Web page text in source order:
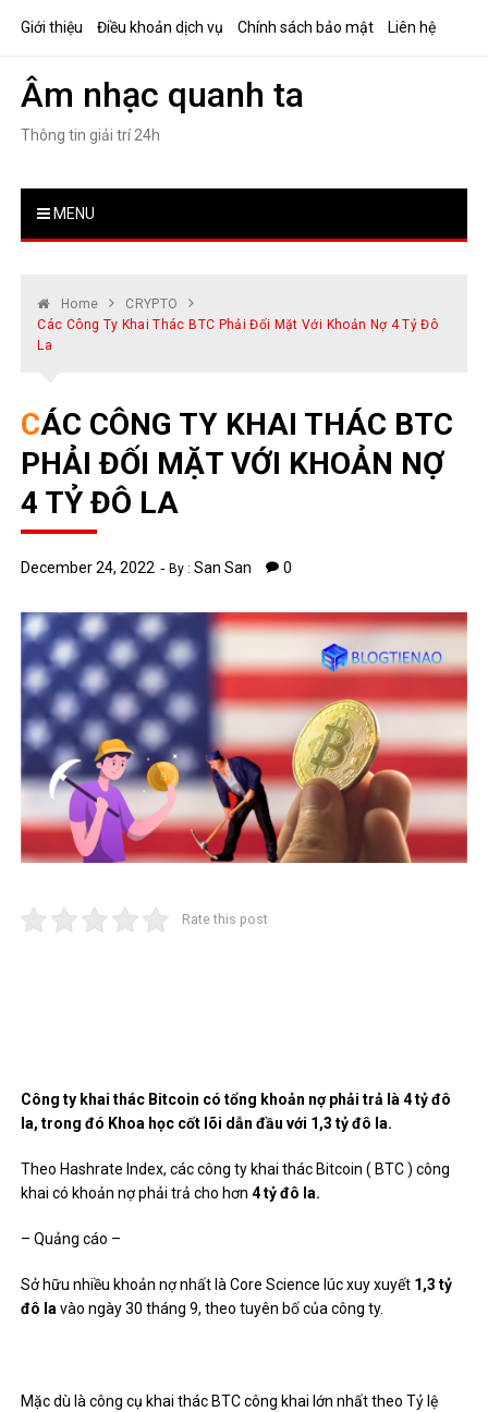
Giới thiệu Điều khoản dịch vụ Chính sách bảo mật Liên hệ
Âm nhạc quanh ta
Thông tin giải trí 24h
MENU
Home
CRYPTO
Các Công Ty Khai Thác BTC Phải Đối Mặt Với Khoản Nợ 4 Tỷ Đô
La
CÁC CÔNG TY KHAI THÁC BTC
PHẢI ĐỐI MẶT VỚI KHOẢN NỢ
4 TỶ ĐÔ LA
December 24, 2022 By :San San 0
Rate this post
Công ty khai thác Bitcoin có tổng khoản nợ phải trả là 4 tỷ đô
la, trong đó Khoa học cốt lõi dẫn đầu với 1,3 tỷ đô la.
Theo Hashrate Index, các công ty khai thác Bitcoin ( BTC ) công
khai có khoản nợ phải trả cho hơn4 tỷ đô la.
– Quảng cáo –
Sở hữu nhiều khoản nợ nhất là Core Science lúc xuy xuyết 1,3 tỷ
đô lavào ngày 30 tháng 9, theotuyên bố của công ty.
Mặc dù là công cụ khai thác BTC công khai lớn nhất theo Tỷ lệ